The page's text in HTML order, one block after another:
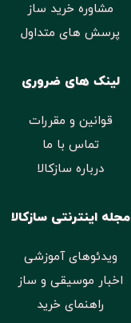
مشاوره خرید ساز
پرسش های متداول
لینک های ضروری
قوانین و مقررات
تماس با ما
درباره سازکالا
مجله اینترنتی سازکالا
ویدئوهای آموزشی
اخبار موسیقی و ساز
راهنمای خرید